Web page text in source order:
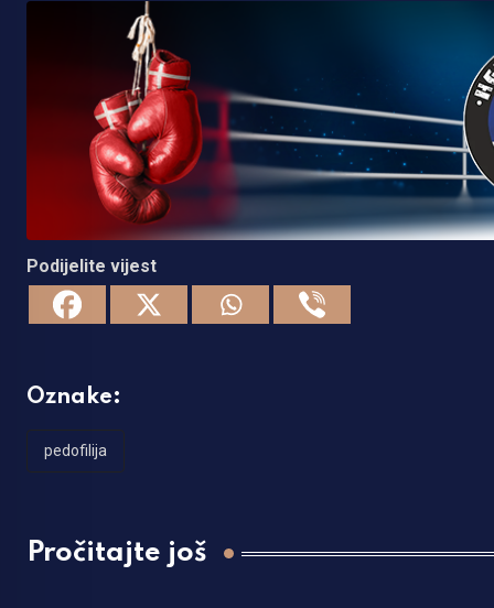
Podijelite vijest
Oznake:
pedofilija
Pročitajte još